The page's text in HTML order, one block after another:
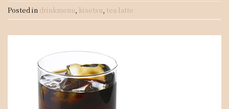
Posted in drinkmenu kisetsu tea latte